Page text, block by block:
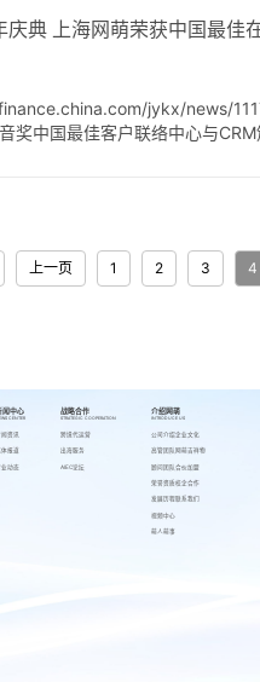
庆典 上海网萌荣获中国最佳
jykx/news/
奖中国最佳客户联络中心与
上一页 1 2 3 4
闻中心
CENTER
闻资讯
体报道
业动态
战略合作
STRATEGIC COOPERATION
跨境代运营
出海服务
AIEC论坛
介绍网萌
INTRODUCE US
公司介绍
高管团队
顾问团队
荣誉资质
发展历程
视频中心
萌人萌事
企业文化
网萌吉祥物
合伙加盟
校企合作
联系我们